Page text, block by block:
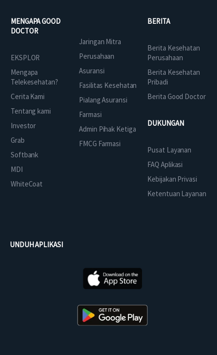
MENGAPA GOOD
DOCTOR
EKSPLOR
Mengapa
Telekesehatan?
Cerita Kami
Tentang kami
Investor
Grab
Softbank
MDI
WhiteCoat
Jaringan Mitra
Perusahaan
Asuransi
Fasilitas Kesehatan
Pialang Asuransi
Farmasi
Admin Pihak Ketiga
FMCG Farmasi
BERITA
Berita Kesehatan
Perusahaan
Berita Kesehatan
Pribadi
Berita Good Doctor
DUKUNGAN
Pusat Layanan
FAQ Aplikasi
Kebijakan Privasi
Ketentuan Layanan
UNDUH APLIKASI